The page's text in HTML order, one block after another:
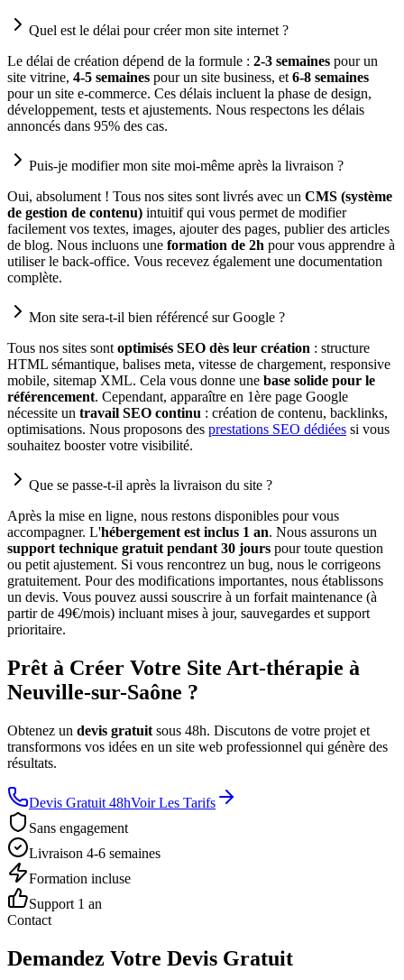
Quel est le délai pour créer mon site internet ?
Le délai de création dépend de la formule : 2-3 semaines pour un
site vitrine, 4-5 semaines pour un site business, et 6-8 semaines
pour un site e-commerce. Ces délais incluent la phase de design,
développement, tests et ajustements. Nous respectons les délais
annoncés dans 95% des cas.
Puis-je modifier mon site moi-même après la livraison ?
Oui, absolument ! Tous nos sites sont livrés avec un CMS (système
de gestion de contenu) intuitif qui vous permet de modifier
facilement vos textes, images, ajouter des pages, publier des articles
de blog. Nous incluons une formation de 2h pour vous apprendre à
utiliser le back-office. Vous recevez également une documentation
complète.
Mon site sera-t-il bien référencé sur Google ?
Tous nos sites sont optimisés SEO dès leur création : structure
HTML sémantique, balises meta, vitesse de chargement, responsive
mobile, sitemap XML. Cela vous donne une base solide pour le
référencement. Cependant, apparaître en 1ère page Google
nécessite un travail SEO continu : création de contenu, backlinks,
optimisations. Nous proposons des prestations SEO dédiées si vous
souhaitez booster votre visibilité.
Que se passe-t-il après la livraison du site ?
Après la mise en ligne, nous restons disponibles pour vous
accompagner. L'hébergement est inclus 1 an. Nous assurons un
support technique gratuit pendant 30 jours pour toute question
ou petit ajustement. Si vous rencontrez un bug, nous le corrigeons
gratuitement. Pour des modifications importantes, nous établissons
un devis. Vous pouvez aussi souscrire à un forfait maintenance (à
partir de 49€/mois) incluant mises à jour, sauvegardes et support
prioritaire.
Prêt à Créer Votre Site Art-thérapie à
Neuville-sur-Saône ?
Obtenez un devis gratuit sous 48h. Discutons de votre projet et
transformons vos idées en un site web professionnel qui génère des
résultats.
Devis Gratuit 48hVoir Les Tarifs
Sans engagement
Livraison 4-6 semaines
Formation incluse
Support 1 an
Contact
Demandez Votre Devis Gratuit